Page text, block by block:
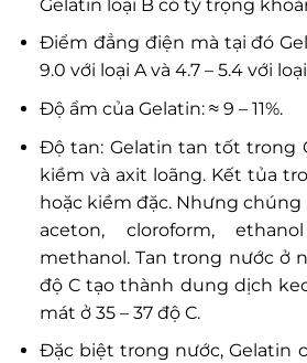
Gelatin loại B có tỷ trọng
Điểm đẳng điện mà tại đó
9.0 với loại A và 4.7 – 5.4 với
Độ ẩm của Gelatin: ≈ 9 – 11%.
Độ tan: Gelatin tan tốt trong
kiềm và axit loãng. Kết tủa
hoặc kiềm đặc. Nhưng
aceton, cloroform,
methanol. Tan trong nước ở
độ C tạo thành dung dịch
mát ở 35 – 37 độ C.
Đặc biệt trong nước, Gelatin